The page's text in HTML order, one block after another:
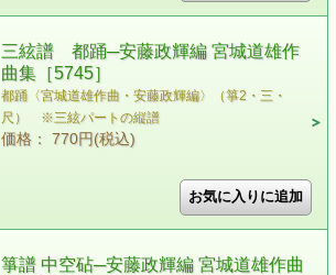
三絃譜 都踊─安藤政輝編 宮城道雄作
曲集［5745］
都踊〈宮城道雄作曲・安藤政輝編〉（箏2・三・
尺） ※三絃パートの縦譜
価格： 770円(税込)
箏譜 中空砧─安藤政輝編 宮城道雄作曲